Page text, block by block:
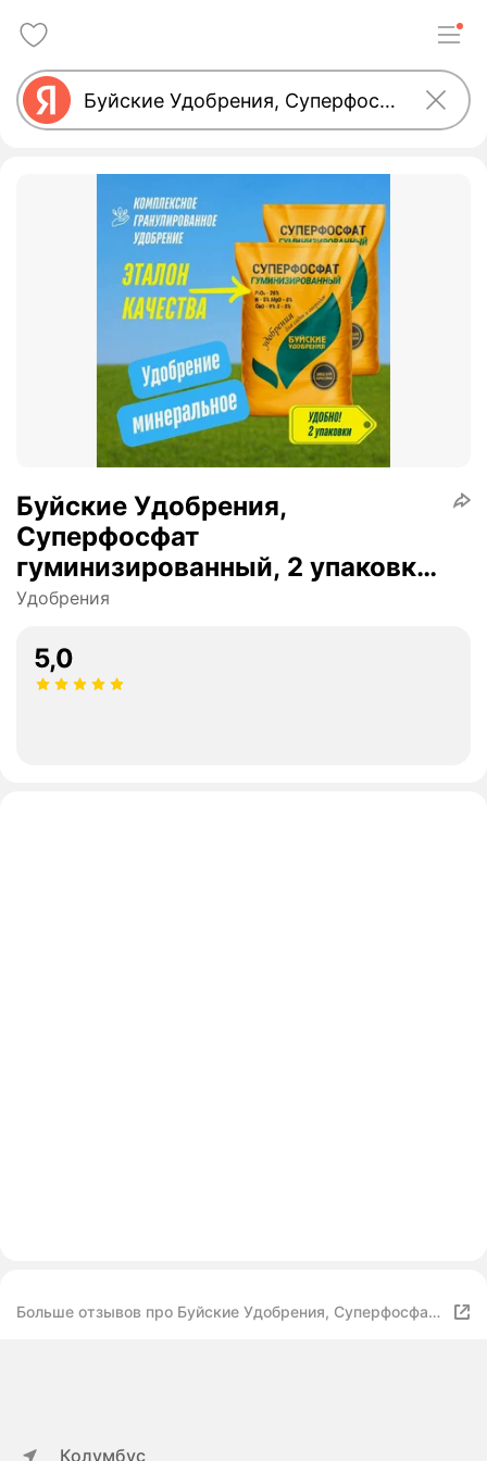
Буйские Удобрения,
Суперфосфат
гуминизированный, 2 упаковки
по 900 гр
Удобрения
5,0
Больше отзывов про Буйские Удобрения, Суперфосфат
Колумбус